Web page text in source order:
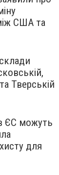
США та
Тверській
ЄС можуть
для